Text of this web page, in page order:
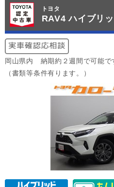
トヨタ
RAV4 ハイブリ
岡山県内 納期約２週間で可能で
（書類等条件有ります。）